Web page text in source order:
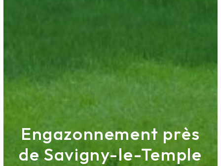
Engazonnement près
de Savigny-le-Temple